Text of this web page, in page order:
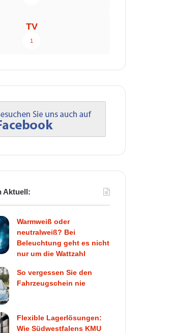
TV
1
Aktuell:
Warmweiß oder
neutralweiß? Bei
Beleuchtung geht es nicht
nur um die Wattzahl
So vergessen Sie den
Fahrzeugschein nie
Flexible Lagerlösungen:
Wie Südwestfalens KMU